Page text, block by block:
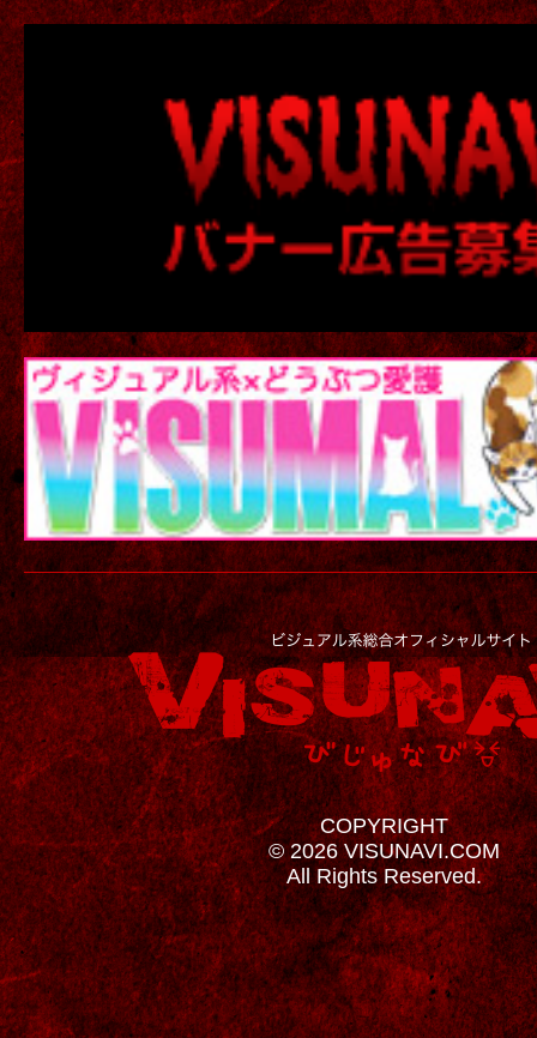
COPYRIGHT
© 2026 VISUNAVI.COM
All Rights Reserved.